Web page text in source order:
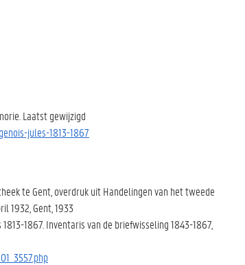
Laatst gewijzigd
jules-1813-1867
te Gent, overdruk uit Handelingen van het tweede
1932, Gent, 1933
1867. Inventaris van de briefwisseling 1843-1867,